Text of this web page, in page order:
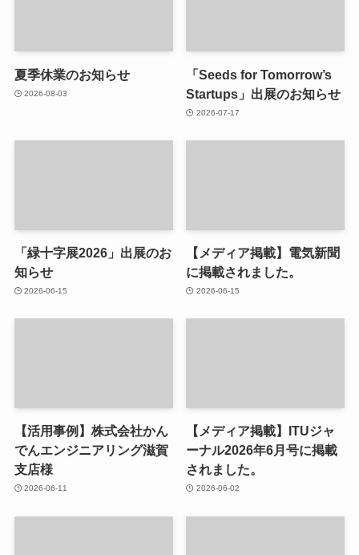
夏季休業のお知らせ
2026-08-03
「Seeds for Tomorrow’s
Startups」出展のお知らせ
2026-07-17
「緑十字展2026」出展のお
知らせ
2026-06-15
【メディア掲載】電気新聞
に掲載されました。
2026-06-15
【活用事例】株式会社かん
でんエンジニアリング滋賀
支店様
2026-06-11
【メディア掲載】ITUジャ
ーナル2026年6月号に掲載
されました。
2026-06-02